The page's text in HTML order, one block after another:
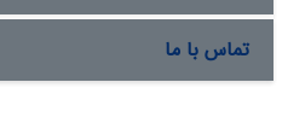
تماس با ما